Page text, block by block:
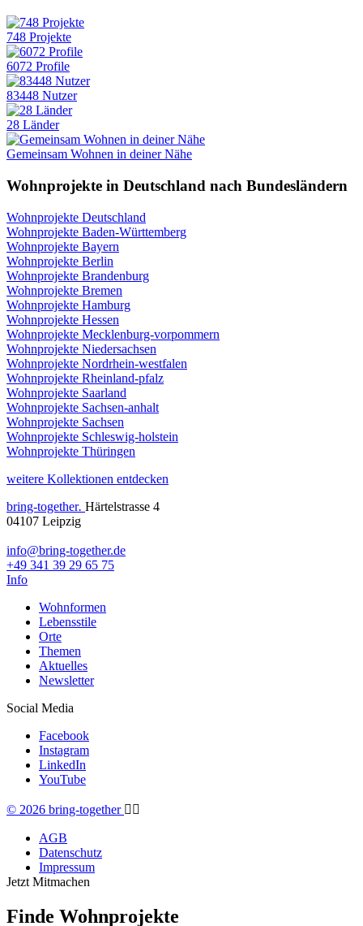
748 Projekte
6072 Profile
83448 Nutzer
28 Länder
Gemeinsam Wohnen in deiner Nähe
Wohnprojekte in Deutschland nach Bundesländern
Wohnprojekte Deutschland
Wohnprojekte Baden-Württemberg
Wohnprojekte Bayern
Wohnprojekte Berlin
Wohnprojekte Brandenburg
Wohnprojekte Bremen
Wohnprojekte Hamburg
Wohnprojekte Hessen
Wohnprojekte Mecklenburg-vorpommern
Wohnprojekte Niedersachsen
Wohnprojekte Nordrhein-westfalen
Wohnprojekte Rheinland-pfalz
Wohnprojekte Saarland
Wohnprojekte Sachsen-anhalt
Wohnprojekte Sachsen
Wohnprojekte Schleswig-holstein
Wohnprojekte Thüringen
weitere Kollektionen entdecken
bring-together. Härtelstrasse 4
04107 Leipzig
info@bring-together.de
+49 341 39 29 65 75
Info
Wohnformen
Lebensstile
Orte
Themen
Aktuelles
Newsletter
Social Media
Facebook
Instagram
LinkedIn
YouTube
© 2026 bring-together 🏳️‍🌈
AGB
Datenschutz
Impressum
Jetzt Mitmachen
Finde Wohnprojekte